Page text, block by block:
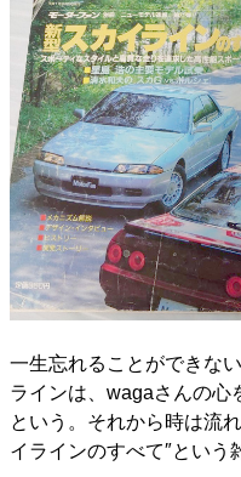
一生忘れることができな
ラインは、wagaさんの心
という。それから時は流
イラインのすべて″という